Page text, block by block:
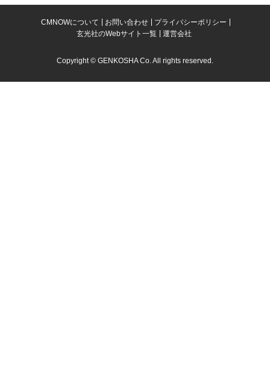
CMNOWについて お問い合わせ
プライバシーポリシー
玄光社のWebサイト一覧
運営会社
Copyright © GENKOSHA Co. All rights reserved.